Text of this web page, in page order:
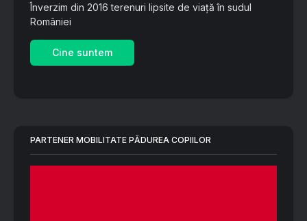
Înverzim din 2016 terenuri lipsite de viață în sudul
României
Cine suntem
PARTENER MOBILITATE PĂDUREA COPIILOR